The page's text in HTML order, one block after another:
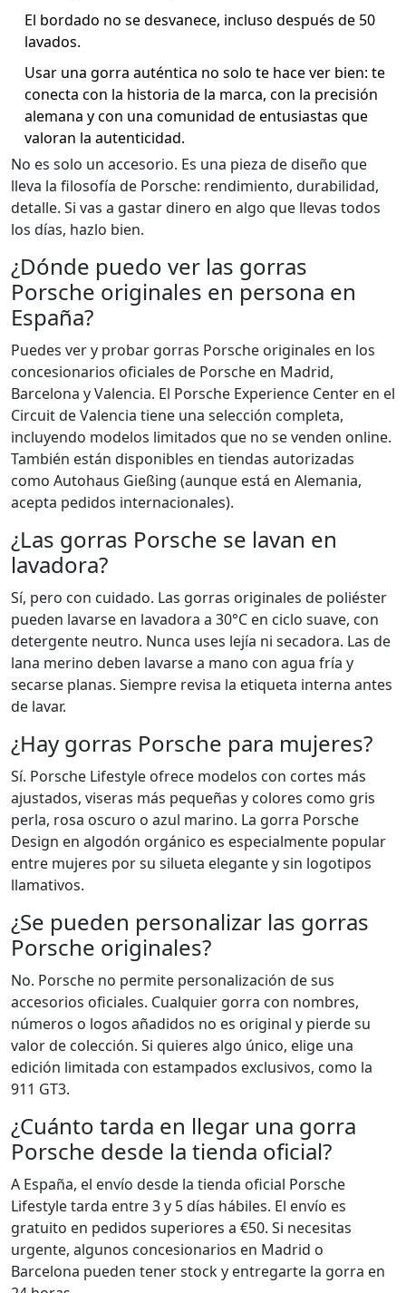
El bordado no se desvanece, incluso después de 50
lavados.
Usar una gorra auténtica no solo te hace ver bien: te
conecta con la historia de la marca, con la precisión
alemana y con una comunidad de entusiastas que
valoran la autenticidad.
No es solo un accesorio. Es una pieza de diseño que
lleva la filosofía de Porsche: rendimiento, durabilidad,
detalle. Si vas a gastar dinero en algo que llevas todos
los días, hazlo bien.
¿Dónde puedo ver las gorras
Porsche originales en persona en
España?
Puedes ver y probar gorras Porsche originales en los
concesionarios oficiales de Porsche en Madrid,
Barcelona y Valencia. El Porsche Experience Center en el
Circuit de Valencia tiene una selección completa,
incluyendo modelos limitados que no se venden online.
También están disponibles en tiendas autorizadas
como Autohaus Gießing (aunque está en Alemania,
acepta pedidos internacionales).
¿Las gorras Porsche se lavan en
lavadora?
Sí, pero con cuidado. Las gorras originales de poliéster
pueden lavarse en lavadora a 30°C en ciclo suave, con
detergente neutro. Nunca uses lejía ni secadora. Las de
lana merino deben lavarse a mano con agua fría y
secarse planas. Siempre revisa la etiqueta interna antes
de lavar.
¿Hay gorras Porsche para mujeres?
Sí. Porsche Lifestyle ofrece modelos con cortes más
ajustados, viseras más pequeñas y colores como gris
perla, rosa oscuro o azul marino. La gorra Porsche
Design en algodón orgánico es especialmente popular
entre mujeres por su silueta elegante y sin logotipos
llamativos.
¿Se pueden personalizar las gorras
Porsche originales?
No. Porsche no permite personalización de sus
accesorios oficiales. Cualquier gorra con nombres,
números o logos añadidos no es original y pierde su
valor de colección. Si quieres algo único, elige una
edición limitada con estampados exclusivos, como la
911 GT3.
¿Cuánto tarda en llegar una gorra
Porsche desde la tienda oficial?
A España, el envío desde la tienda oficial Porsche
Lifestyle tarda entre 3 y 5 días hábiles. El envío es
gratuito en pedidos superiores a €50. Si necesitas
urgente, algunos concesionarios en Madrid o
Barcelona pueden tener stock y entregarte la gorra en